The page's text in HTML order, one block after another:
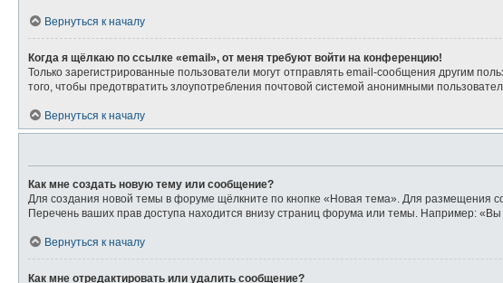
Вернуться к началу
Когда я щёлкаю по ссылке «email», от меня требуют войти на конференцию!
Только зарегистрированные пользователи могут отправлять email-сообщения другим
того, чтобы предотвратить злоупотребления почтовой системой анонимными
Вернуться к началу
Как мне создать новую тему или сообщение?
Для создания новой темы в форуме щёлкните по кнопке «Новая тема». Для размещения
Перечень ваших прав доступа находится внизу страниц форума или темы. Например:
Вернуться к началу
Как мне отредактировать или удалить сообщение?